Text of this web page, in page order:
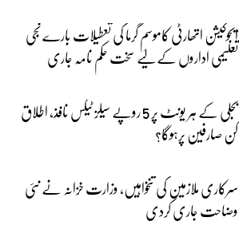
ایجوکیشن اتھارٹی کاموسمِ گرما کی تعطیلات بارے نجی
تعلیمی اداروں کے لیے سخت حکم نامہ جاری
بجلی کے ہر یونٹ پر 5 روپے سیلز ٹیکس نافذ، اطلاق
کن صارفین پرہوگا؟
سرکاری ملازمین کی تنخواہیں، وزارت خزانہ نے نئی
وضاحت جاری کردی